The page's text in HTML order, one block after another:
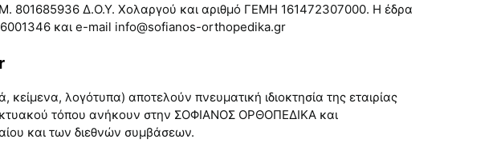
801685936 Δ.Ο.Υ. Χολαργού και αριθμό ΓΕΜΗ 161472307000. Η έδρα
και e-mail info@sofianos-orthopedika.gr
λογότυπα) αποτελούν πνευματική ιδιοκτησία της εταιρίας
τόπου ανήκουν στην ΣΟΦΙΑΝΟΣ ΟΡΘΟΠΕΔΙΚΑ και
και των διεθνών συμβάσεων.